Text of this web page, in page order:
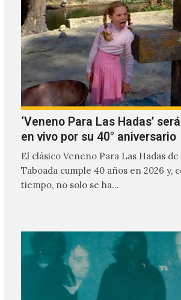
‘Veneno Para Las Hadas’
en vivo por su 40° aniversario
El clásico Veneno Para Las Hadas
Taboada cumple 40 años en 2026 y,
tiempo, no solo se ha…